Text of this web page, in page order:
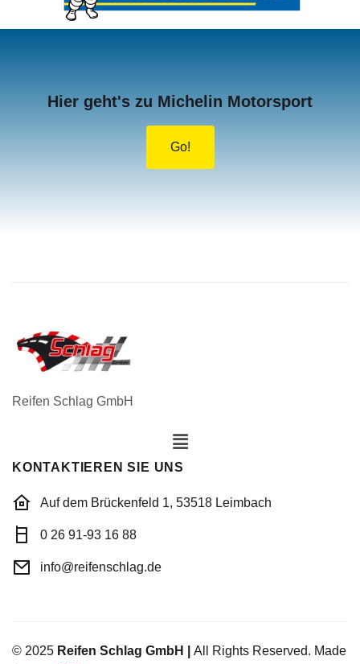
Hier geht's zu Michelin Motorsport
Go!
Reifen Schlag GmbH
KONTAKTIEREN SIE UNS
Auf dem Brückenfeld 1, 53518 Leimbach
0 26 91-93 16 88
info@reifenschlag.de
© 2025 Reifen Schlag GmbH | All Rights Reserved. Made